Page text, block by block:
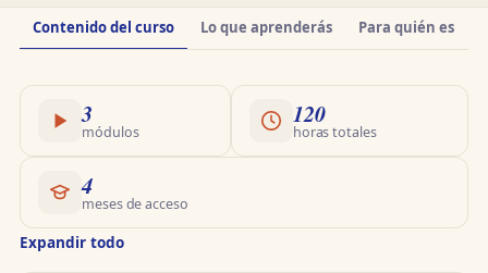
Información
del
Contenido del curso Lo que aprenderás Para quién es
3
módulos
120
horas totales
4
meses de acceso
Expandir todo